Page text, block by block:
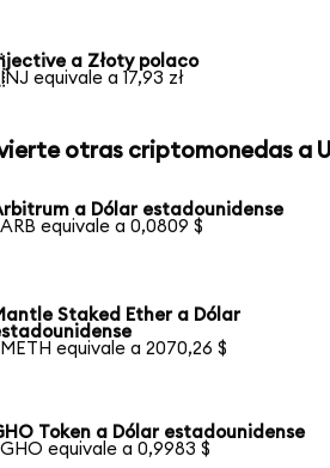
a Złoty polaco
INJ equivale a 17,93 zł
otras criptomonedas a
a Dólar estadounidense
ARB equivale a 0,0809 $
Staked Ether a Dólar
METH equivale a 2070,26 $
Token a Dólar estadounidense
GHO equivale a 0,9983 $